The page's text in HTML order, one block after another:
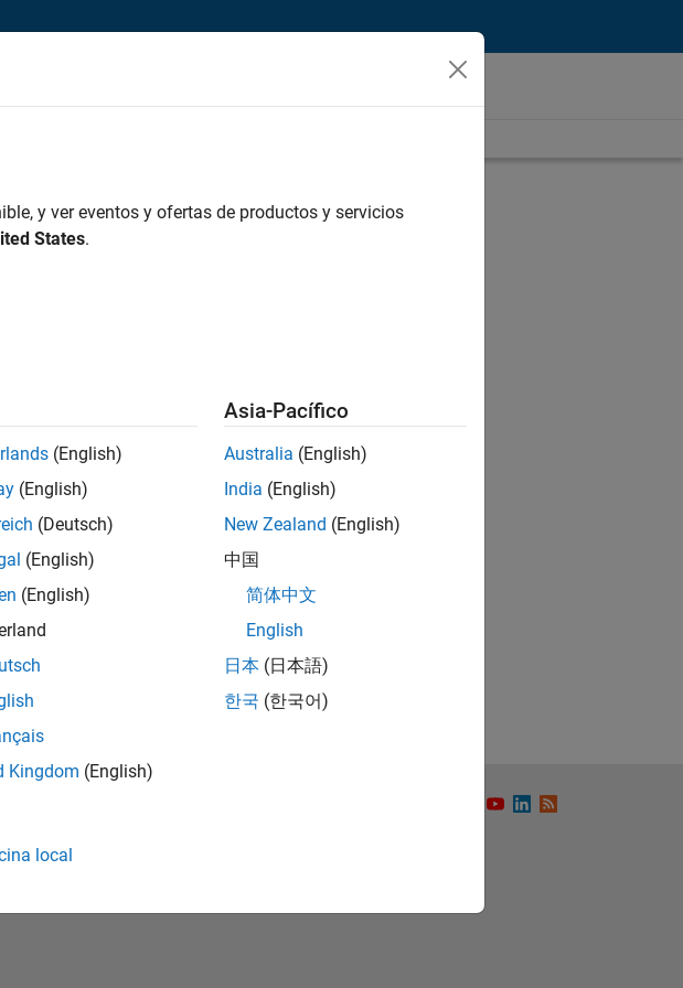
cuenta
y ver eventos y ofertas de productos y servicios
States.
(English)
(English)
(Deutsch)
(English)
(English)
Kingdom (English)
Asia-Pacífico
Australia (English)
India (English)
New Zealand (English)
中国
简体中文
English
日本 (日本語)
한국 (한국어)
local